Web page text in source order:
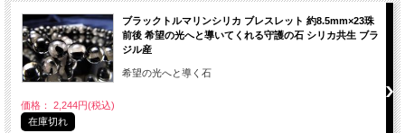
ブラックトルマリンシリカ ブレスレット 約8.5mm×23珠
前後 希望の光へと導いてくれる守護の石 シリカ共生 ブラ
ジル産
希望の光へと導く石
価格： 2,244円(税込)
在庫切れ